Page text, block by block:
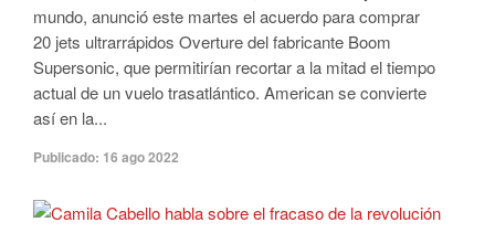
mundo, anunció este martes el acuerdo para comprar
20 jets ultrarrápidos Overture del fabricante Boom
Supersonic, que permitirían recortar a la mitad el tiempo
actual de un vuelo trasatlántico. American se convierte
así en la...
Publicado: 16 ago 2022